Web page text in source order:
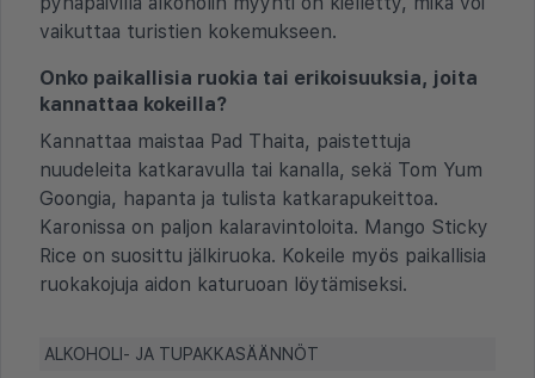
vaikuttaa turistien kokemukseen.
Onko paikallisia ruokia tai erikoisuuksia, joita
kannattaa kokeilla?
Kannattaa maistaa Pad Thaita, paistettuja
nuudeleita katkaravulla tai kanalla, sekä Tom Yum
Goongia, hapanta ja tulista katkarapukeittoa.
Karonissa on paljon kalaravintoloita. Mango Sticky
Rice on suosittu jälkiruoka. Kokeile myös paikallisia
ruokakojuja aidon katuruoan löytämiseksi.
ALKOHOLI- JA TUPAKKASÄÄNNÖT